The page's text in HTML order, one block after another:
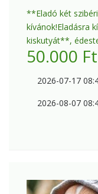
**Eladó két
kívánok!Eladásra
kiskutyát**,
50.000 Ft
2026-07-17
2026-08-07